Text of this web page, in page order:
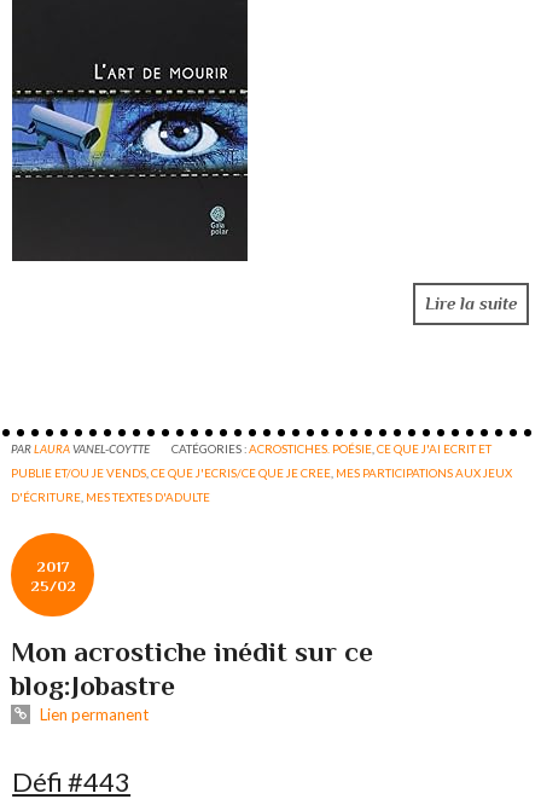
Lire la suite
PARLAURAVANEL-COYTTE CATÉGORIES :ACROSTICHES. POÉSIE ,CE QUE J'AI ECRIT ET
PUBLIE ET/OU JE VENDS ,CE QUE J'ECRIS/CE QUE JE CREE MES PARTICIPATIONS AUX JEUX
D'ÉCRITURE MES TEXTES D'ADULTE
2017
25/02
Mon acrostiche inédit sur ce
blog:Jobastre
Lien permanent
Défi #443